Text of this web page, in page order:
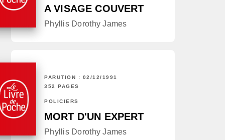
A VISAGE COUVERT
Phyllis Dorothy James
PARUTION : 02/12/1991
352 PAGES
POLICIERS
MORT D'UN EXPERT
Phyllis Dorothy James